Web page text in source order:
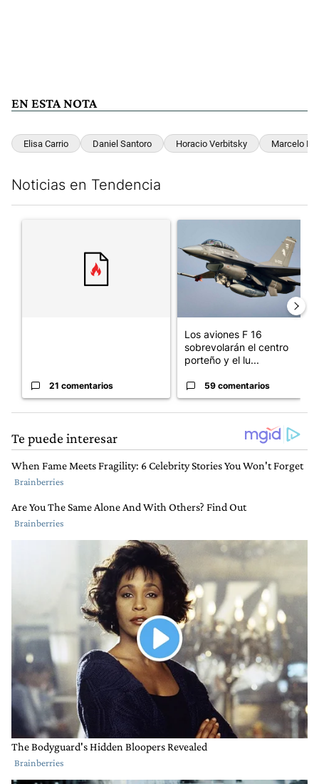
EN ESTA NOTA
Elisa Carrio Daniel Santoro Horacio Verbitsky Marcelo
Noticias en Tendencia
21 comentarios
Los aviones F 16
sobrevolarán el centro
porteño y el lu...
59 comentarios